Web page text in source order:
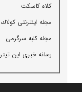
كلاه كاسكت
مجله اینترنتی كولاك
مجله كلبه سرگرمی
رسانه خبری این تیتر